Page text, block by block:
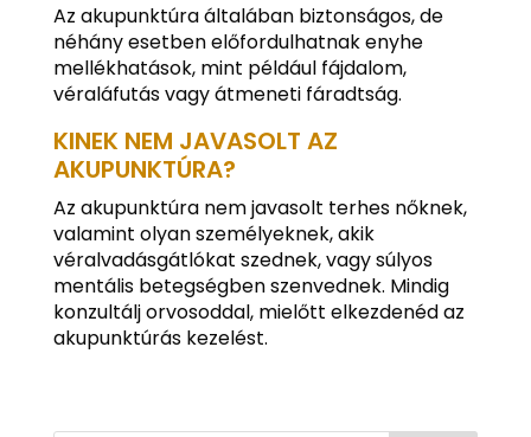
Az akupunktúra általában biztonságos, de
néhány esetben előfordulhatnak enyhe
mellékhatások, mint például fájdalom,
véraláfutás vagy átmeneti fáradtság.
KINEK NEM JAVASOLT AZ
AKUPUNKTÚRA?
Az akupunktúra nem javasolt terhes nőknek,
valamint olyan személyeknek, akik
véralvadásgátlókat szednek, vagy súlyos
mentális betegségben szenvednek. Mindig
konzultálj orvosoddal, mielőtt elkezdenéd az
akupunktúrás kezelést.